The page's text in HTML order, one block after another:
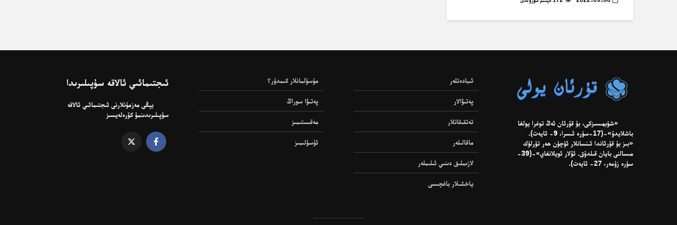
«شۈبھىسىزكى، بۇ قۇرئان ئەڭ توغرا يولغا
باشلايدۇ»-(17-سۈرە ئىسرا، 9- ئايەت).
«بىز بۇ قۇرئاندا ئىنسانلار ئۈچۈن ھەر تۈرلۈك
مىسالنى بايان قىلدۇق. ئۇلار ئويلانغاي»-(39-
سۈرە زۇمەر، 27- ئايەت).
ئىبادەتلەر
پەتىۋالار
تەتقىقاتلار
ماقالىلەر
لازىملىق دىنىي ئىلىملەر
ياخشىلار باغچىسى
مۇسۇلمانلار كىمدۇر؟
پەتىۋا سوراڭ
مەقسىتىمىز
ئۇسۇلىمىز
ئىجتىمائىي ئالاقە سۇپىلىرىدا
يېڭى مەزمۇنلارنى ئىجتىمائىي ئالاقە
سۇپىلىرىدىنمۇ كۆرەلەيسىز